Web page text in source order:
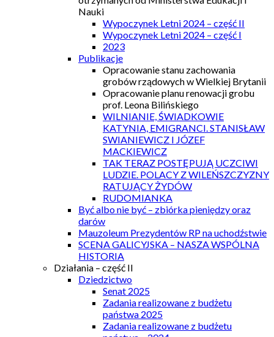
Nauki
Wypoczynek Letni 2024 – część II
Wypoczynek Letni 2024 – część I
2023
Publikacje
Opracowanie stanu zachowania
grobów rządowych w Wielkiej Brytanii
Opracowanie planu renowacji grobu
prof. Leona Bilińskiego
WILNIANIE, ŚWIADKOWIE
KATYNIA, EMIGRANCI. STANISŁAW
SWIANIEWICZ I JÓZEF
MACKIEWICZ
TAK TERAZ POSTĘPUJĄ UCZCIWI
LUDZIE. POLACY Z WILEŃSZCZYZNY
RATUJĄCY ŻYDÓW
RUDOMIANKA
Być albo nie być – zbiórka pieniędzy oraz
darów
Mauzoleum Prezydentów RP na uchodźstwie
SCENA GALICYJSKA – NASZA WSPÓLNA
HISTORIA
Działania – część II
Dziedzictwo
Senat 2025
Zadania realizowane z budżetu
państwa 2025
Zadania realizowane z budżetu